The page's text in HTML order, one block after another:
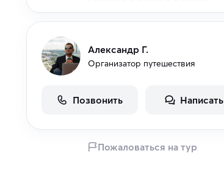
Александр Г.
Организатор путешествия
Позвонить Написать
Пожаловаться на тур